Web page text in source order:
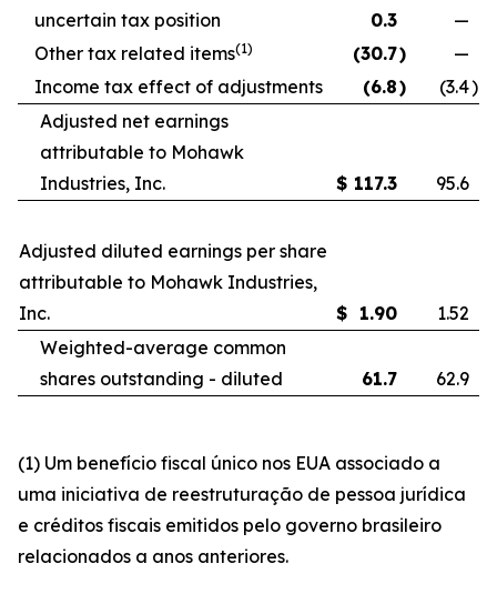
uncertain tax position
0.3
—
Other tax related items(1) (30.7)
—
Income tax effect of adjustments
(6.8) (3.4)
Adjusted net earnings
attributable to Mohawk
Industries, Inc.
$ 117.3 95.6
Adjusted diluted earnings per share
attributable to Mohawk Industries,
Inc.
$ 1.90
1.52
Weighted-average common
shares outstanding - diluted
61.7 62.9
(1) Um benefício fiscal único nos EUA associado a
uma iniciativa de reestruturação de pessoa jurídica
e créditos fiscais emitidos pelo governo brasileiro
relacionados a anos anteriores.